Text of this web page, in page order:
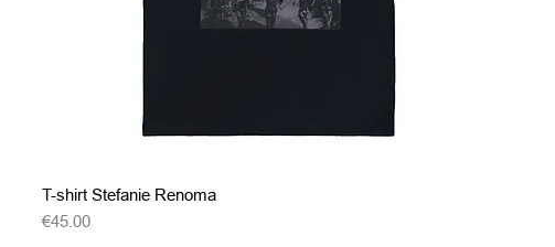
クイックビュー
T-shirt Stefanie Renoma
価格
€45.00